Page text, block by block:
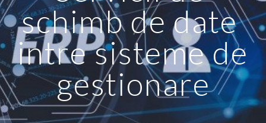
schimb de date
intre sisteme de
gestionare